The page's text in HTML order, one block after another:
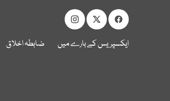
ایکسپریس کے بارے میں ضابطہ اخلاق